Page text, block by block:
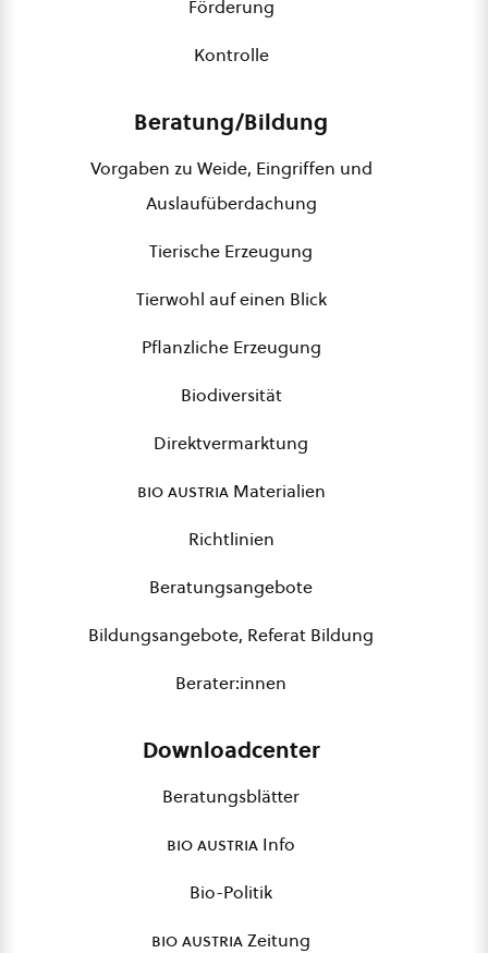
Förderung
Kontrolle
Beratung/Bildung
Vorgaben zu Weide, Eingriffen und
Auslaufüberdachung
Tierische Erzeugung
Tierwohl auf einen Blick
Pflanzliche Erzeugung
Biodiversität
Direktvermarktung
bio austriaMaterialien
Richtlinien
Beratungsangebote
Bildungsangebote, Referat Bildung
Berater:innen
Downloadcenter
Beratungsblätter
bio austria Info
Bio-Politik
bio austriaZeitung